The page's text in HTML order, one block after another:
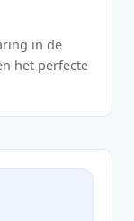
in de
het perfecte